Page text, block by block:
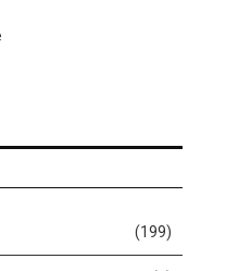
da República (PGR) o
de ministros do
texto capaz de frear
e Justiça (CCJ) aprovou
impõe limites drásticos às
STF. O texto proíbe que